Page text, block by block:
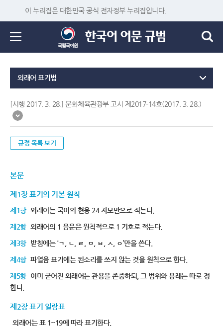
이 누리집은 대한민국 공식 전자정부 누리집입니다.
외래어 표기법
[시행 2017. 3. 28.] 문화체육관광부 고시 제2017-14호(2017. 3. 28.)
규정 목록 보기
본문
제1장 표기의 기본 원칙
제1항 외래어는 국어의 현용 24 자모만으로 적는다.
제2항 외래어의 1 음운은 원칙적으로 1 기호로 적는다.
제3항 받침에는 ‘ㄱ, ㄴ, ㄹ, ㅁ, ㅂ, ㅅ, ㅇ’만을 쓴다.
제4항 파열음 표기에는 된소리를 쓰지 않는 것을 원칙으로 한다.
제5항 이미 굳어진 외래어는 관용을 존중하되, 그 범위와 용례는 따로 정
한다.
제2장 표기 일람표
외래어는 표 1~19에 따라 표기한다.